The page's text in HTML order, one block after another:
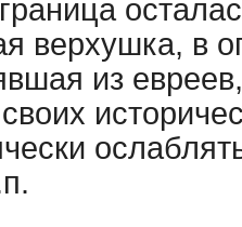
верхушка, в
из